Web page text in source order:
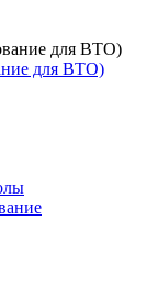
для ВТО)